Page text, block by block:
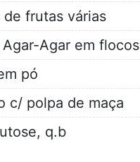
frutas várias
Agar-Agar em flocos
pó
c/ polpa de maça
q.b